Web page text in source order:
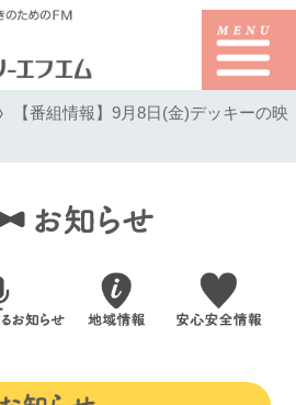
【番組情報】9月8日(金)デッキーの映